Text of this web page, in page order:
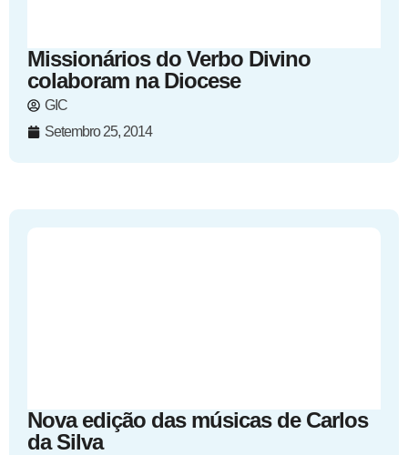
Missionários do Verbo Divino
colaboram na Diocese
GIC
Setembro 25, 2014
Nova edição das músicas de Carlos
da Silva